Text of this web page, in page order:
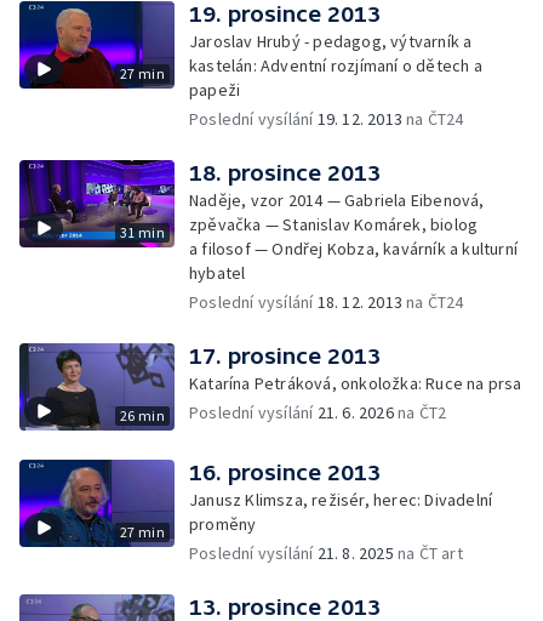
27 min
19. prosince 2013
Jaroslav Hrubý - pedagog, výtvarník a
kastelán: Adventní rozjímaní o dětech a
papeži
Poslední vysílání19. 12. 2013 na ČT24
31 min
18. prosince 2013
Naděje, vzor 2014 — Gabriela Eibenová,
zpěvačka — Stanislav Komárek, biolog
a filosof — Ondřej Kobza, kavárník a kulturní
hybatel
Poslední vysílání18. 12. 2013 na ČT24
26 min
17. prosince 2013
Katarína Petráková, onkoložka: Ruce na prsa
Poslední vysílání 21. 6. 2026na ČT2
27 min
16. prosince 2013
Janusz Klimsza, režisér, herec: Divadelní
proměny
Poslední vysílání 21. 8. 2025 na ČT art
13. prosince 2013